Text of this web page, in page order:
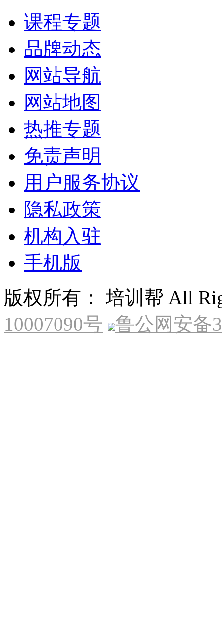
课程专题
品牌动态
网站导航
网站地图
热推专题
免责声明
用户服务协议
隐私政策
机构入驻
手机版
版权所有： 培训帮 All
10007090号
鲁公网安备